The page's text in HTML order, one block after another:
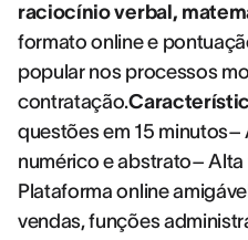
raciocínio verbal,
formato online e
popular nos processos
contratação.
questões em 15
numérico e abstrato–
Plataforma online
vendas, funções